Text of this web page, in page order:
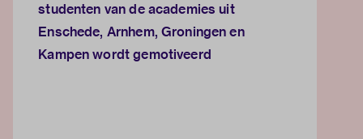
studenten van de academies uit
Enschede, Arnhem, Groningen en
Kampen wordt gemotiveerd